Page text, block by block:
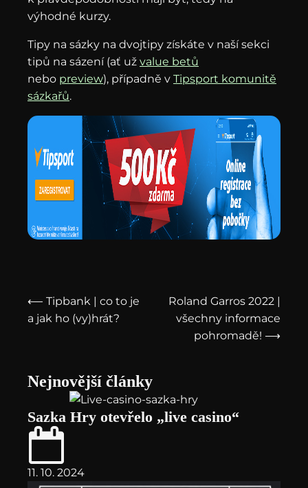
výhodné kurzy.
Tipy na sázky na dvojtipy získáte v naší sekci
tipů na sázení (ať už value betů
nebo preview), případně v Tipsport komunitě
sázkařů.
⟵ Tipbank | co to je
a jak ho (vy)hrát?
Roland Garros 2022 |
všechny informace
pohromadě! ⟶
Nejnovější články
Sazka Hry otevřelo „live casino“
11. 10. 2024